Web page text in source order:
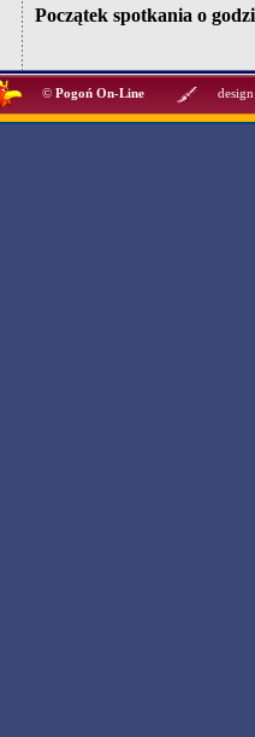
Początek spotkania o
© Pogoń On-Line